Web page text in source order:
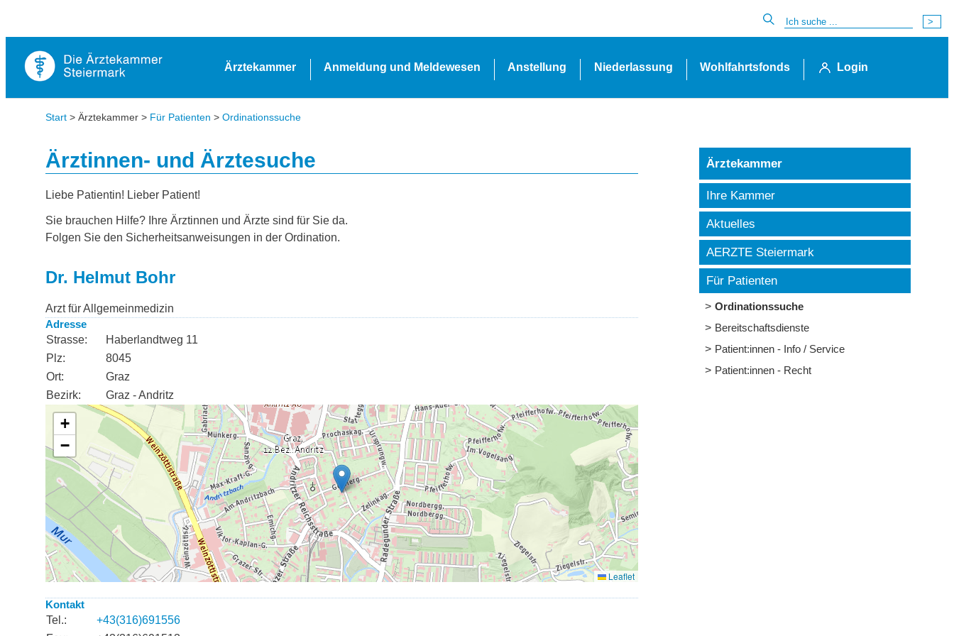
Ärztekammer Anmeldung und Meldewesen Anstellung Niederlassung Wohlfahrtsfonds Login
Start > Ärztekammer > Für Patienten > Ordinationssuche
Ärztinnen- und Ärztesuche
Liebe Patientin! Lieber Patient!
Sie brauchen Hilfe? Ihre Ärztinnen und Ärzte sind für Sie da.
Folgen Sie den Sicherheitsanweisungen in der Ordination.
Dr. Helmut Bohr
Arzt für Allgemeinmedizin
Adresse
Strasse:
Haberlandtweg 11
Plz:
8045
Ort:
Graz
Bezirk:
Graz - Andritz
Kontakt
Tel.:
+43(316)691556
Ärztekammer
Ihre Kammer
Aktuelles
AERZTE Steiermark
Für Patienten
Ordinationssuche
Bereitschaftsdienste
Patient:innen - Info / Service
Patient:innen - Recht